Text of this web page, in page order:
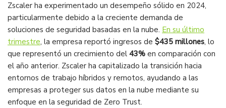
Zscaler ha experimentado un desempeño sólido en 2024,
particularmente debido a la creciente demanda de
soluciones de seguridad basadas en la nube. En su último
trimestre, la empresa reportó ingresos de $435 millones, lo
que representó un crecimiento del 43% en comparación con
el año anterior. Zscaler ha capitalizado la transición hacia
entornos de trabajo híbridos y remotos, ayudando a las
empresas a proteger sus datos en la nube mediante su
enfoque en la seguridad de Zero Trust​.